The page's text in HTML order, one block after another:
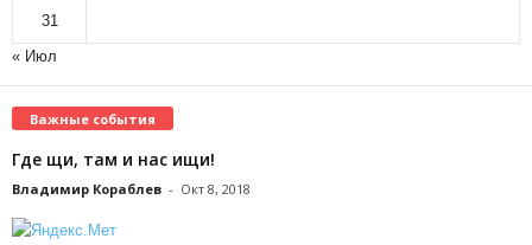
31
« Июл
Важные события
Где щи, там и нас ищи!
Владимир Кораблев - Окт 8, 2018